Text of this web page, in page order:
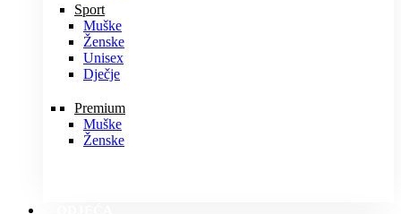
Sport
Muške
Ženske
Unisex
Dječje
Premium
Muške
Ženske